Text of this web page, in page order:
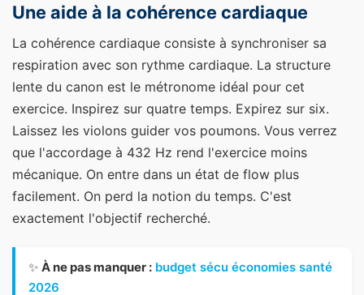
Une aide à la cohérence cardiaque
La cohérence cardiaque consiste à synchroniser sa
respiration avec son rythme cardiaque. La structure
lente du canon est le métronome idéal pour cet
exercice. Inspirez sur quatre temps. Expirez sur six.
Laissez les violons guider vos poumons. Vous verrez
que l'accordage à 432 Hz rend l'exercice moins
mécanique. On entre dans un état de flow plus
facilement. On perd la notion du temps. C'est
exactement l'objectif recherché.
✨ À ne pas manquer : budget sécu économies santé
2026